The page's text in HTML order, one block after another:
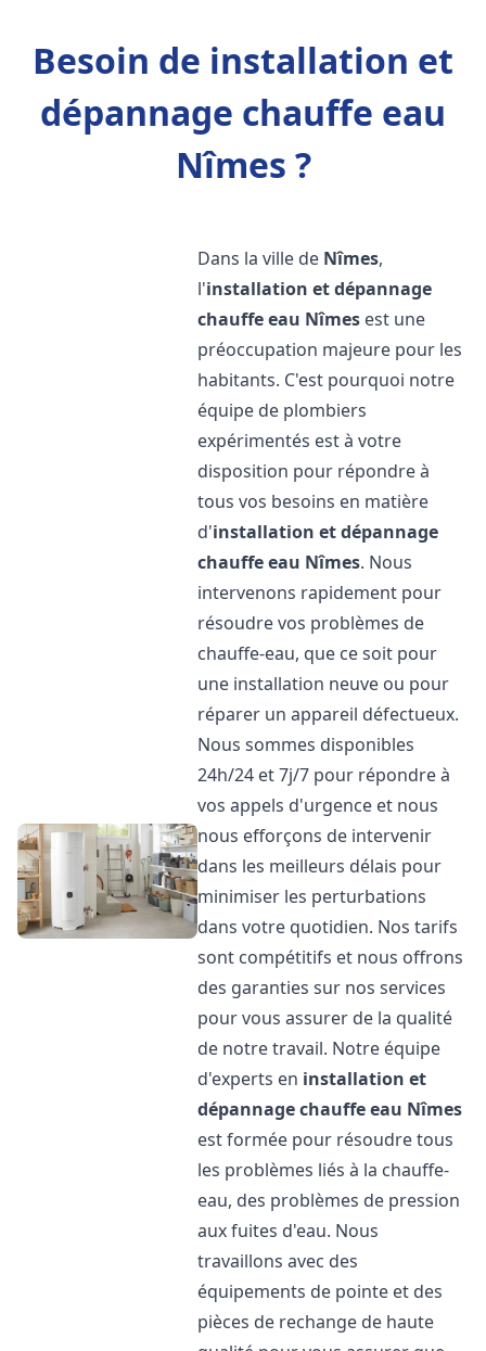
Besoin de installation et
dépannage chauffe eau
Nîmes ?
Dans la ville de Nîmes,
l'installation et dépannage
chauffe eau Nîmes est une
préoccupation majeure pour les
habitants. C'est pourquoi notre
équipe de plombiers
expérimentés est à votre
disposition pour répondre à
tous vos besoins en matière
d'installation et dépannage
chauffe eau Nîmes. Nous
intervenons rapidement pour
résoudre vos problèmes de
chauffe-eau, que ce soit pour
une installation neuve ou pour
réparer un appareil défectueux.
Nous sommes disponibles
24h/24 et 7j/7 pour répondre à
vos appels d'urgence et nous
nous efforçons de intervenir
dans les meilleurs délais pour
minimiser les perturbations
dans votre quotidien. Nos tarifs
sont compétitifs et nous offrons
des garanties sur nos services
pour vous assurer de la qualité
de notre travail. Notre équipe
d'experts en installation et
dépannage chauffe eau Nîmes
est formée pour résoudre tous
les problèmes liés à la chauffe-
eau, des problèmes de pression
aux fuites d'eau. Nous
travaillons avec des
équipements de pointe et des
pièces de rechange de haute